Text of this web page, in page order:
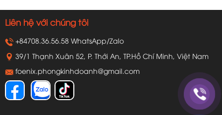
Liên hệ với chúng tôi
+84708.36.56.58 WhatsApp/Zalo
39/1 Thạnh Xuân 52, P. Thới An, TP.Hồ Chí Minh, Việt Nam
foenix.phongkinhdoanh@gmail.com